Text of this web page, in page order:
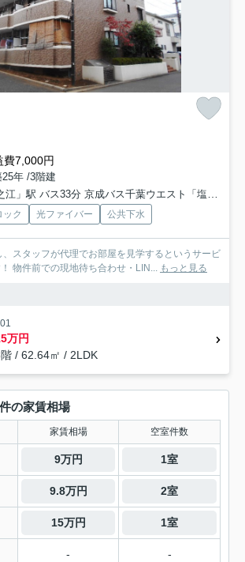
費7,000円
年 /3階建
バス33分 京成バス千葉ウエスト「塩焼保育園入口」 停歩5分
ック 光ファイバー 公共下水
スタッフが代理でお部屋を見学するというサービ
物件前での現地待ち合わせ・LIN... もっと見る
万円
/ 62.64㎡ / 2LDK
の家賃相場
家賃相場 空室件数
9万円 1室
9.8万円 2室
15万円 1室
- -